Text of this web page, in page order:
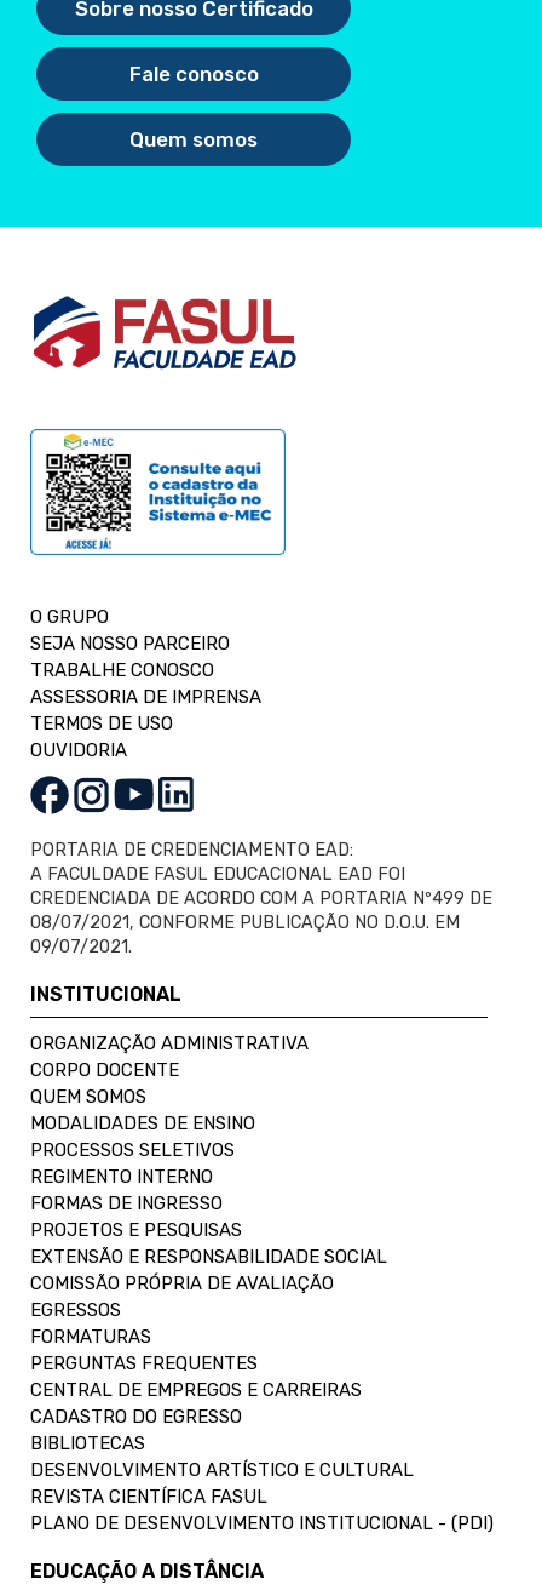
Sobre nosso Certificado
Fale conosco
Quem somos
O GRUPO
SEJA NOSSO PARCEIRO
TRABALHE CONOSCO
ASSESSORIA DE IMPRENSA
TERMOS DE USO
OUVIDORIA
PORTARIA DE CREDENCIAMENTO EAD:
A FACULDADE FASUL EDUCACIONAL EAD FOI
CREDENCIADA DE ACORDO COM A PORTARIA Nº499 DE
08/07/2021, CONFORME PUBLICAÇÃO NO D.O.U. EM
09/07/2021.
INSTITUCIONAL
ORGANIZAÇÃO ADMINISTRATIVA
CORPO DOCENTE
QUEM SOMOS
MODALIDADES DE ENSINO
PROCESSOS SELETIVOS
REGIMENTO INTERNO
FORMAS DE INGRESSO
PROJETOS E PESQUISAS
EXTENSÃO E RESPONSABILIDADE SOCIAL
COMISSÃO PRÓPRIA DE AVALIAÇÃO
EGRESSOS
FORMATURAS
PERGUNTAS FREQUENTES
CENTRAL DE EMPREGOS E CARREIRAS
CADASTRO DO EGRESSO
BIBLIOTECAS
DESENVOLVIMENTO ARTÍSTICO E CULTURAL
REVISTA CIENTÍFICA FASUL
PLANO DE DESENVOLVIMENTO INSTITUCIONAL - (PDI)
EDUCAÇÃO A DISTÂNCIA